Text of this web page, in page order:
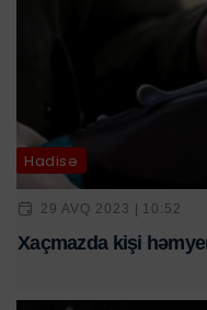
Hadisə
29 AVQ 2023 | 10:52
Xaçmazda kişi